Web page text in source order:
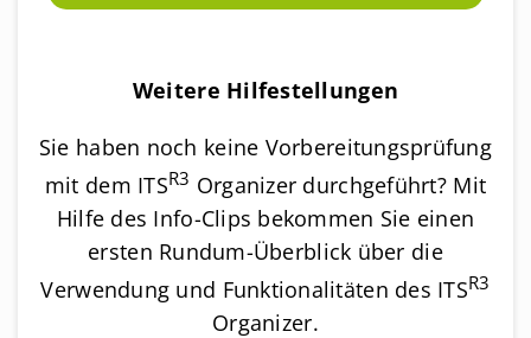
Weitere Hilfestellungen
Sie haben noch keine Vorbereitungsprüfung
mit dem ITSR3 Organizer durchgeführt? Mit
Hilfe des Info-Clips bekommen Sie einen
ersten Rundum-Überblick über die
Verwendung und Funktionalitäten des ITSR3
Organizer.